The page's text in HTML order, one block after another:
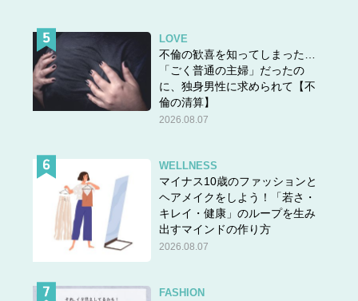
LOVE
不倫の歓喜を知ってしまった…
「ごく普通の主婦」だったの
に、独身男性に求められて【不
倫の清算】
2026.08.07
WELLNESS
マイナス10歳のファッションと
ヘアメイクをしよう！「若さ・
キレイ・健康」のループを生み
出すマインドの作り方
2026.08.07
FASHION